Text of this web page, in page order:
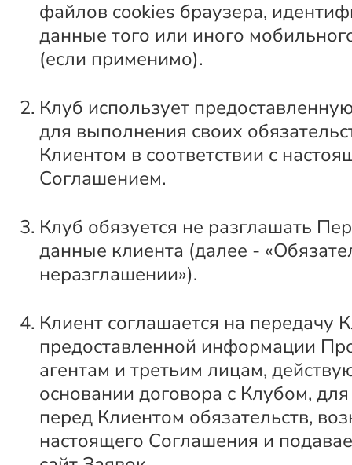
файлов cookies браузера,
данные того или иного
(если применимо).
Клуб использует
для выполнения своих
Клиентом в соответствии с
Соглашением.
Клуб обязуется не разглашать
данные клиента (далее -
неразглашении»).
Клиент соглашается на передачу
предоставленной информации
агентам и третьим лицам,
основании договора с Клубом,
перед Клиентом обязательств,
настоящего Соглашения и